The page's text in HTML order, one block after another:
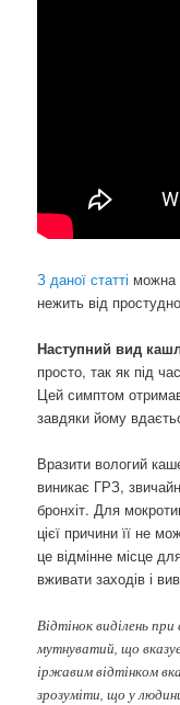
З даної статті можна
нежить від
Наступний вид
просто, так як під
Цей симптом
завдяки йому
Вразити вологий
виникає ГРЗ,
бронхіт. Для
цієї причини її не
це відмінне місце
вживати заходів і
Відтінок виділень
мутнуватий, що
іржавим відтінком
зрозуміти, що у